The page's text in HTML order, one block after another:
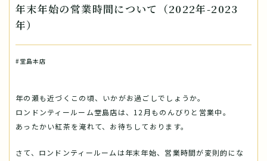
年末年始の営業時間について（2022年-2023
年）
#堂島本店
年の瀬も近づくこの頃、いかがお過ごしでしょうか。
ロンドンティールーム堂島店は、12月ものんびりと営業中。
あったかい紅茶を淹れて、お待ちしております。
さて、ロンドンティールームは年末年始、営業時間が変則的にな